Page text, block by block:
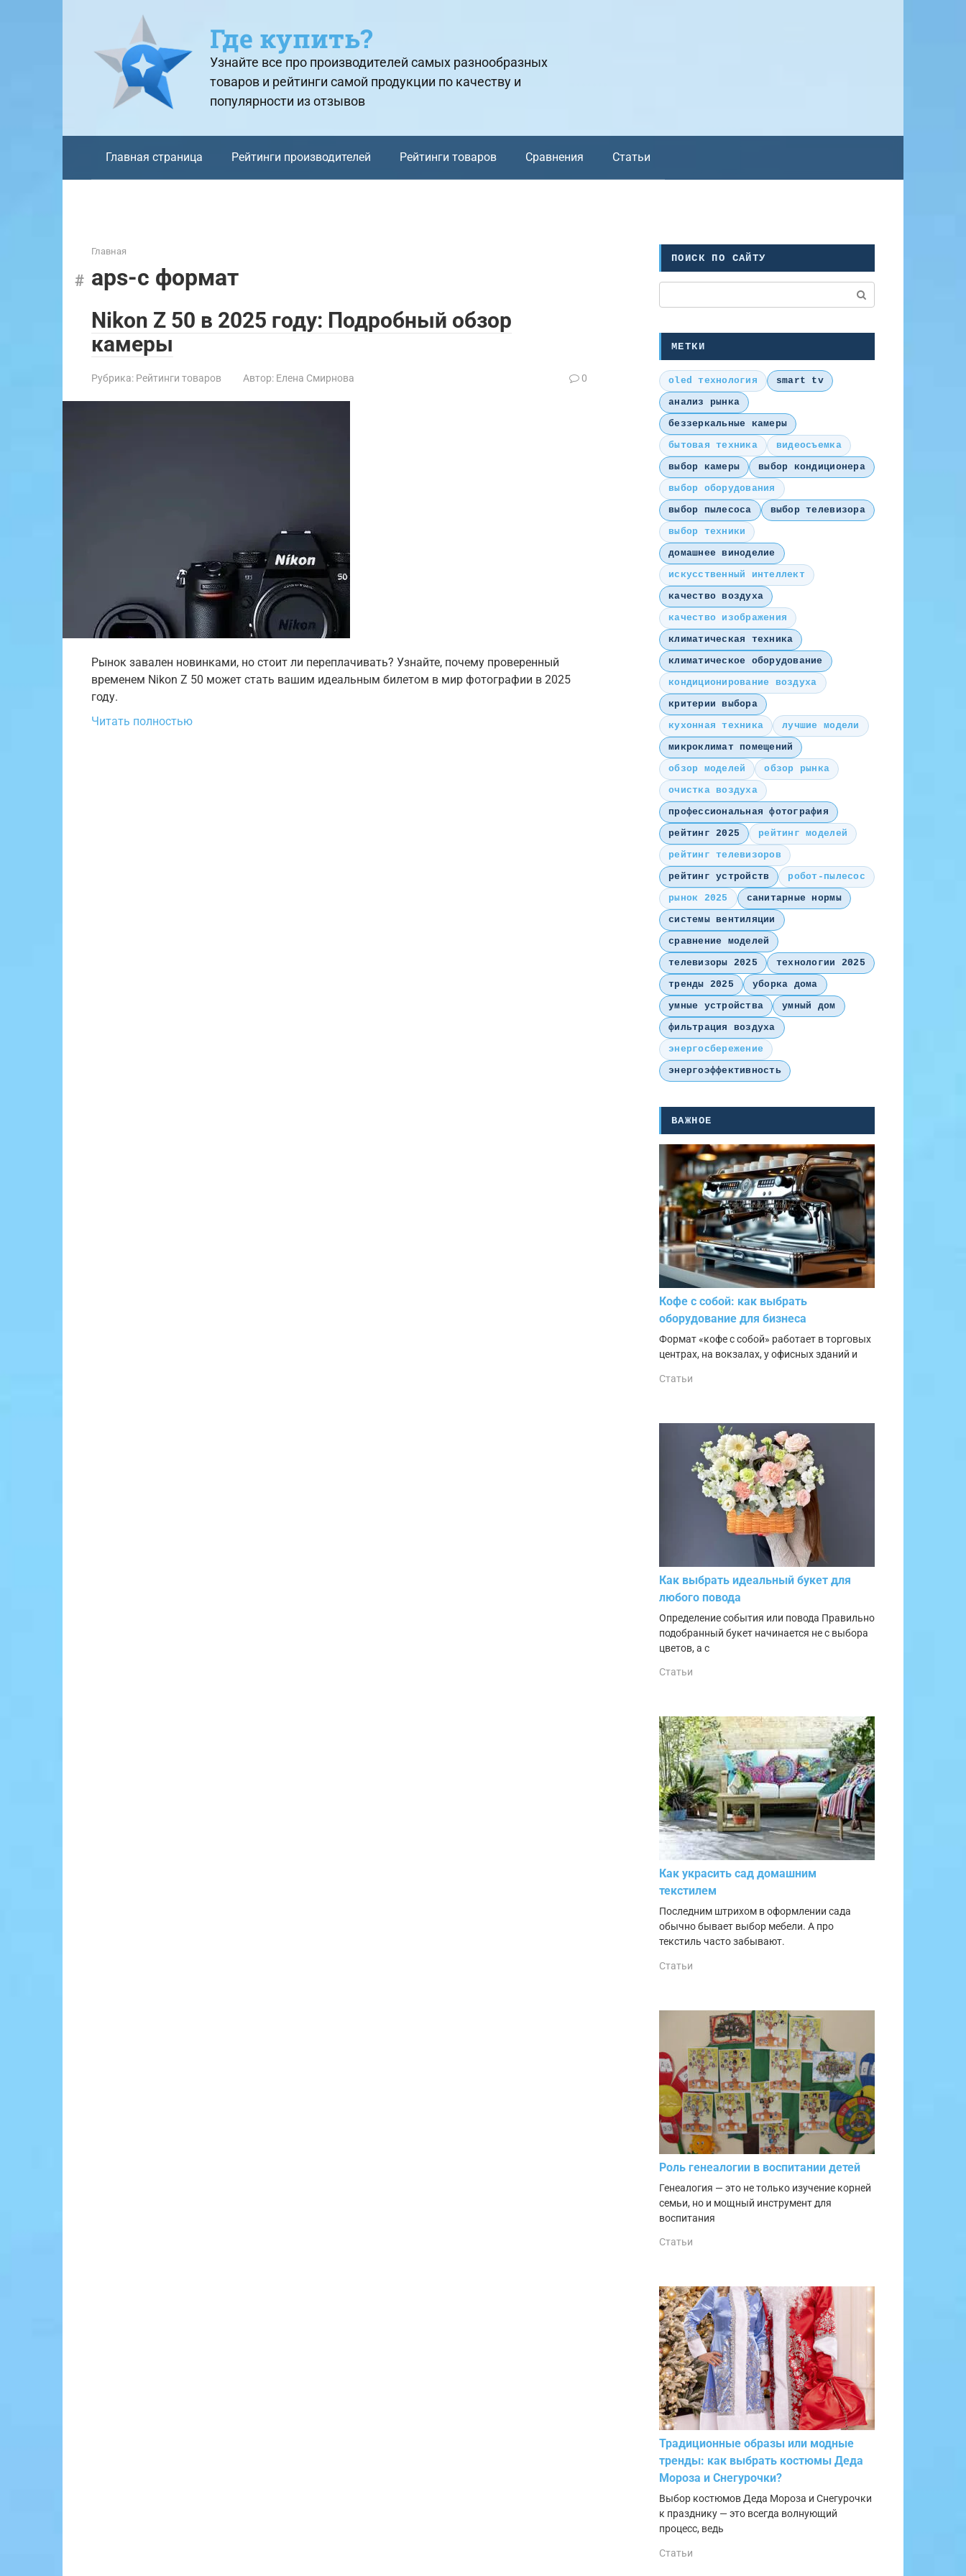
Где купить?
Узнайте все про производителей самых разнообразных
товаров и рейтинги самой продукции по качеству и
популярности из отзывов
Главная страница Рейтинги производителей Рейтинги товаров Сравнения Статьи
Главная
aps-c формат
Nikon Z 50 в 2025 году: Подробный обзор
камеры
Рубрика: Рейтинги товаров Автор: Елена Смирнова 0
Рынок завален новинками, но стоит ли переплачивать? Узнайте, почему проверенный
временем Nikon Z 50 может стать вашим идеальным билетом в мир фотографии в 2025
году.
Читать полностью
ПОИСК ПО САЙТУ
МЕТКИ
oled технология
smart tv
анализ рынка
беззеркальные камеры
бытовая техника
видеосъемка
выбор камеры
выбор кондиционера
выбор оборудования
выбор пылесоса
выбор телевизора
выбор техники
домашнее виноделие
искусственный интеллект
качество воздуха
качество изображения
климатическая техника
климатическое оборудование
кондиционирование воздуха
критерии выбора
кухонная техника
лучшие модели
микроклимат помещений
обзор моделей
обзор рынка
очистка воздуха
профессиональная фотография
рейтинг 2025
рейтинг моделей
рейтинг телевизоров
рейтинг устройств
робот-пылесос
рынок 2025
санитарные нормы
системы вентиляции
сравнение моделей
телевизоры 2025
технологии 2025
тренды 2025
уборка дома
умные устройства
умный дом
фильтрация воздуха
энергосбережение
энергоэффективность
ВАЖНОЕ
Кофе с собой: как выбрать
оборудование для бизнеса
Формат «кофе с собой» работает в торговых
центрах, на вокзалах, у офисных зданий и
Статьи
Как выбрать идеальный букет для
любого повода
Определение события или повода Правильно
подобранный букет начинается не с выбора
цветов, а с
Статьи
Как украсить сад домашним
текстилем
Последним штрихом в оформлении сада
обычно бывает выбор мебели. А про
текстиль часто забывают.
Статьи
Роль генеалогии в воспитании детей
Генеалогия — это не только изучение корней
семьи, но и мощный инструмент для
воспитания
Статьи
Традиционные образы или модные
тренды: как выбрать костюмы Деда
Мороза и Снегурочки?
Выбор костюмов Деда Мороза и Снегурочки
к празднику — это всегда волнующий
процесс, ведь
Статьи